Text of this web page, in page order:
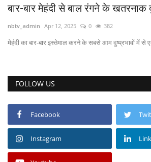
एनसीआर
अर्थ-व्यापार
चुनाव 2024
बार-बार मेहंदी से बाल रंगने के खतरनाक
nbtv_admin Apr 12, 2025 0 382
मेहंदी का बार-बार इस्तेमाल करने के सबसे आम दुष्प्रभावों में
FOLLOW US
Facebook
Instagram